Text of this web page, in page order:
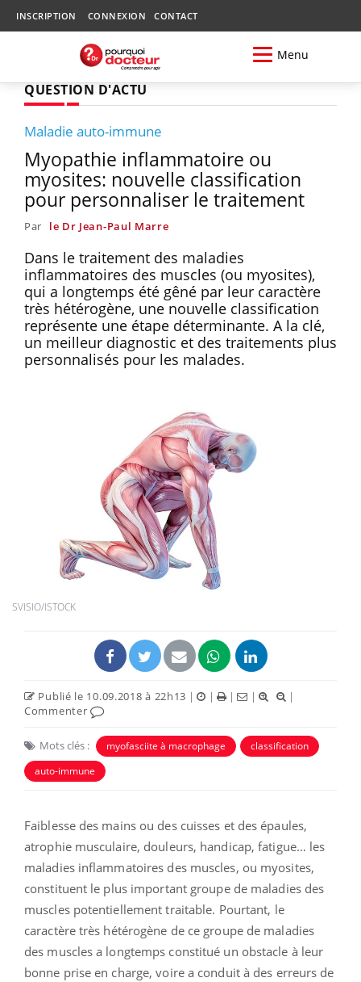
INSCRIPTION CONNEXION CONTACT
Menu
QUESTION D'ACTU
Maladie auto-immune
Myopathie inflammatoire ou
myosites: nouvelle classification
pour personnaliser le traitement
Par le Dr Jean-Paul Marre
Dans le traitement des maladies
inflammatoires des muscles (ou myosites),
qui a longtemps été gêné par leur caractère
très hétérogène, une nouvelle classification
représente une étape déterminante. A la clé,
un meilleur diagnostic et des traitements plus
personnalisés pour les malades.
SVISIO/ISTOCK
Publié le 10.09.2018 à 22h13 | | | |
|
Commenter
Mots clés : myofasciite à macrophage
classification
auto-immune
Faiblesse des mains ou des cuisses et des épaules,
atrophie musculaire, douleurs, handicap, fatigue… les
maladies inflammatoires des muscles, ou myosites,
constituent le plus important groupe de maladies des
muscles potentiellement traitable. Pourtant, le
caractère très hétérogène de ce groupe de maladies
des muscles a longtemps constitué un obstacle à leur
bonne prise en charge, voire a conduit à des erreurs de